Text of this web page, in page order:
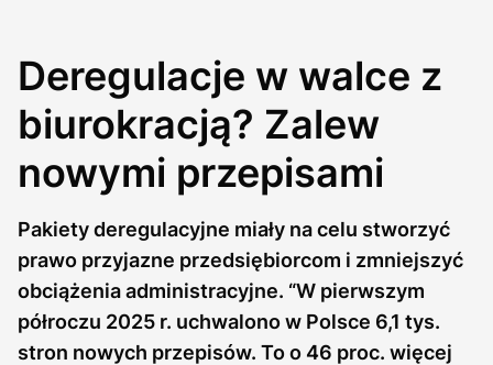
Deregulacje w walce z
biurokracją? Zalew
nowymi przepisami
Pakiety deregulacyjne miały na celu stworzyć
prawo przyjazne przedsiębiorcom i zmniejszyć
obciążenia administracyjne. “W pierwszym
półroczu 2025 r. uchwalono w Polsce 6,1 tys.
stron nowych przepisów. To o 46 proc. więcej